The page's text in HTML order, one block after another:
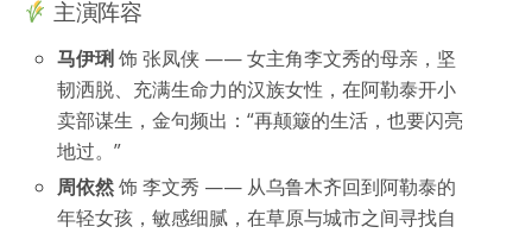
主演阵容
马伊琍 饰 张凤侠 —— 女主角李文秀的母亲，坚
韧洒脱、充满生命力的汉族女性，在阿勒泰开小
卖部谋生，金句频出：“再颠簸的生活，也要闪亮
地过。”
周依然饰 李文秀 —— 从乌鲁木齐回到阿勒泰的
年轻女孩，敏感细腻，在草原与城市之间寻找自